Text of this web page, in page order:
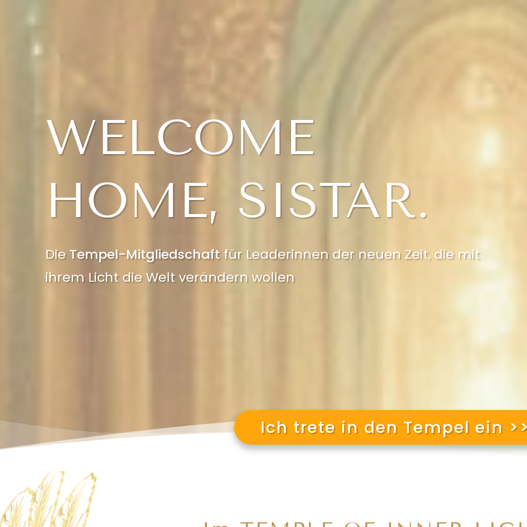
WELCOME
HOME, SISTAR.
DieTempel-Mitgliedschaftfür Leaderinnen der neuen Zeit, die mit
ihrem Licht die Welt verändern wollen
Ich trete in den Tempel ein